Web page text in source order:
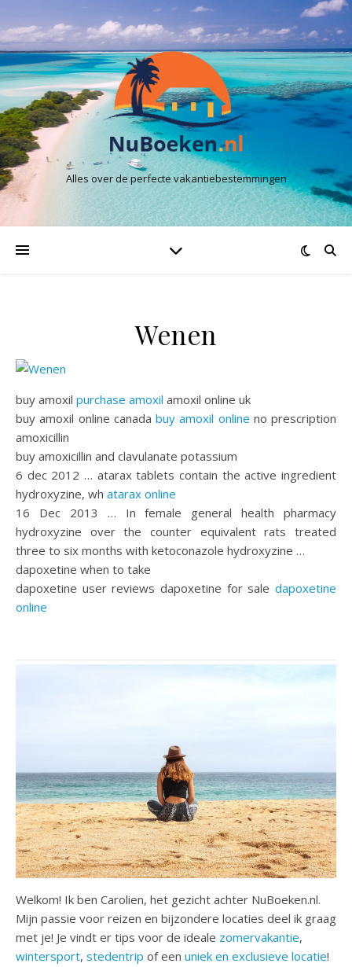
Alles over de perfecte vakantiebestemmingen
Wenen
buy amoxil purchase amoxil amoxil online uk
buy amoxil online canada buy amoxil online no prescription
amoxicillin
buy amoxicillin and clavulanate potassium
6 dec 2012 … atarax tablets contain the active ingredient
hydroxyzine, wh atarax online
16 Dec 2013 … In female general health pharmacy
hydroxyzine over the counter equivalent rats treated
three to six months with ketoconazole hydroxyzine …
dapoxetine when to take
dapoxetine user reviews dapoxetine for sale dapoxetine
online
Welkom! Ik ben Carolien, het gezicht achter NuBoeken.nl.
Mijn passie voor reizen en bijzondere locaties deel ik graag
met je! Je vindt er tips voor de ideale zomervakantie,
wintersport, stedentrip of een uniek en exclusieve locatie!